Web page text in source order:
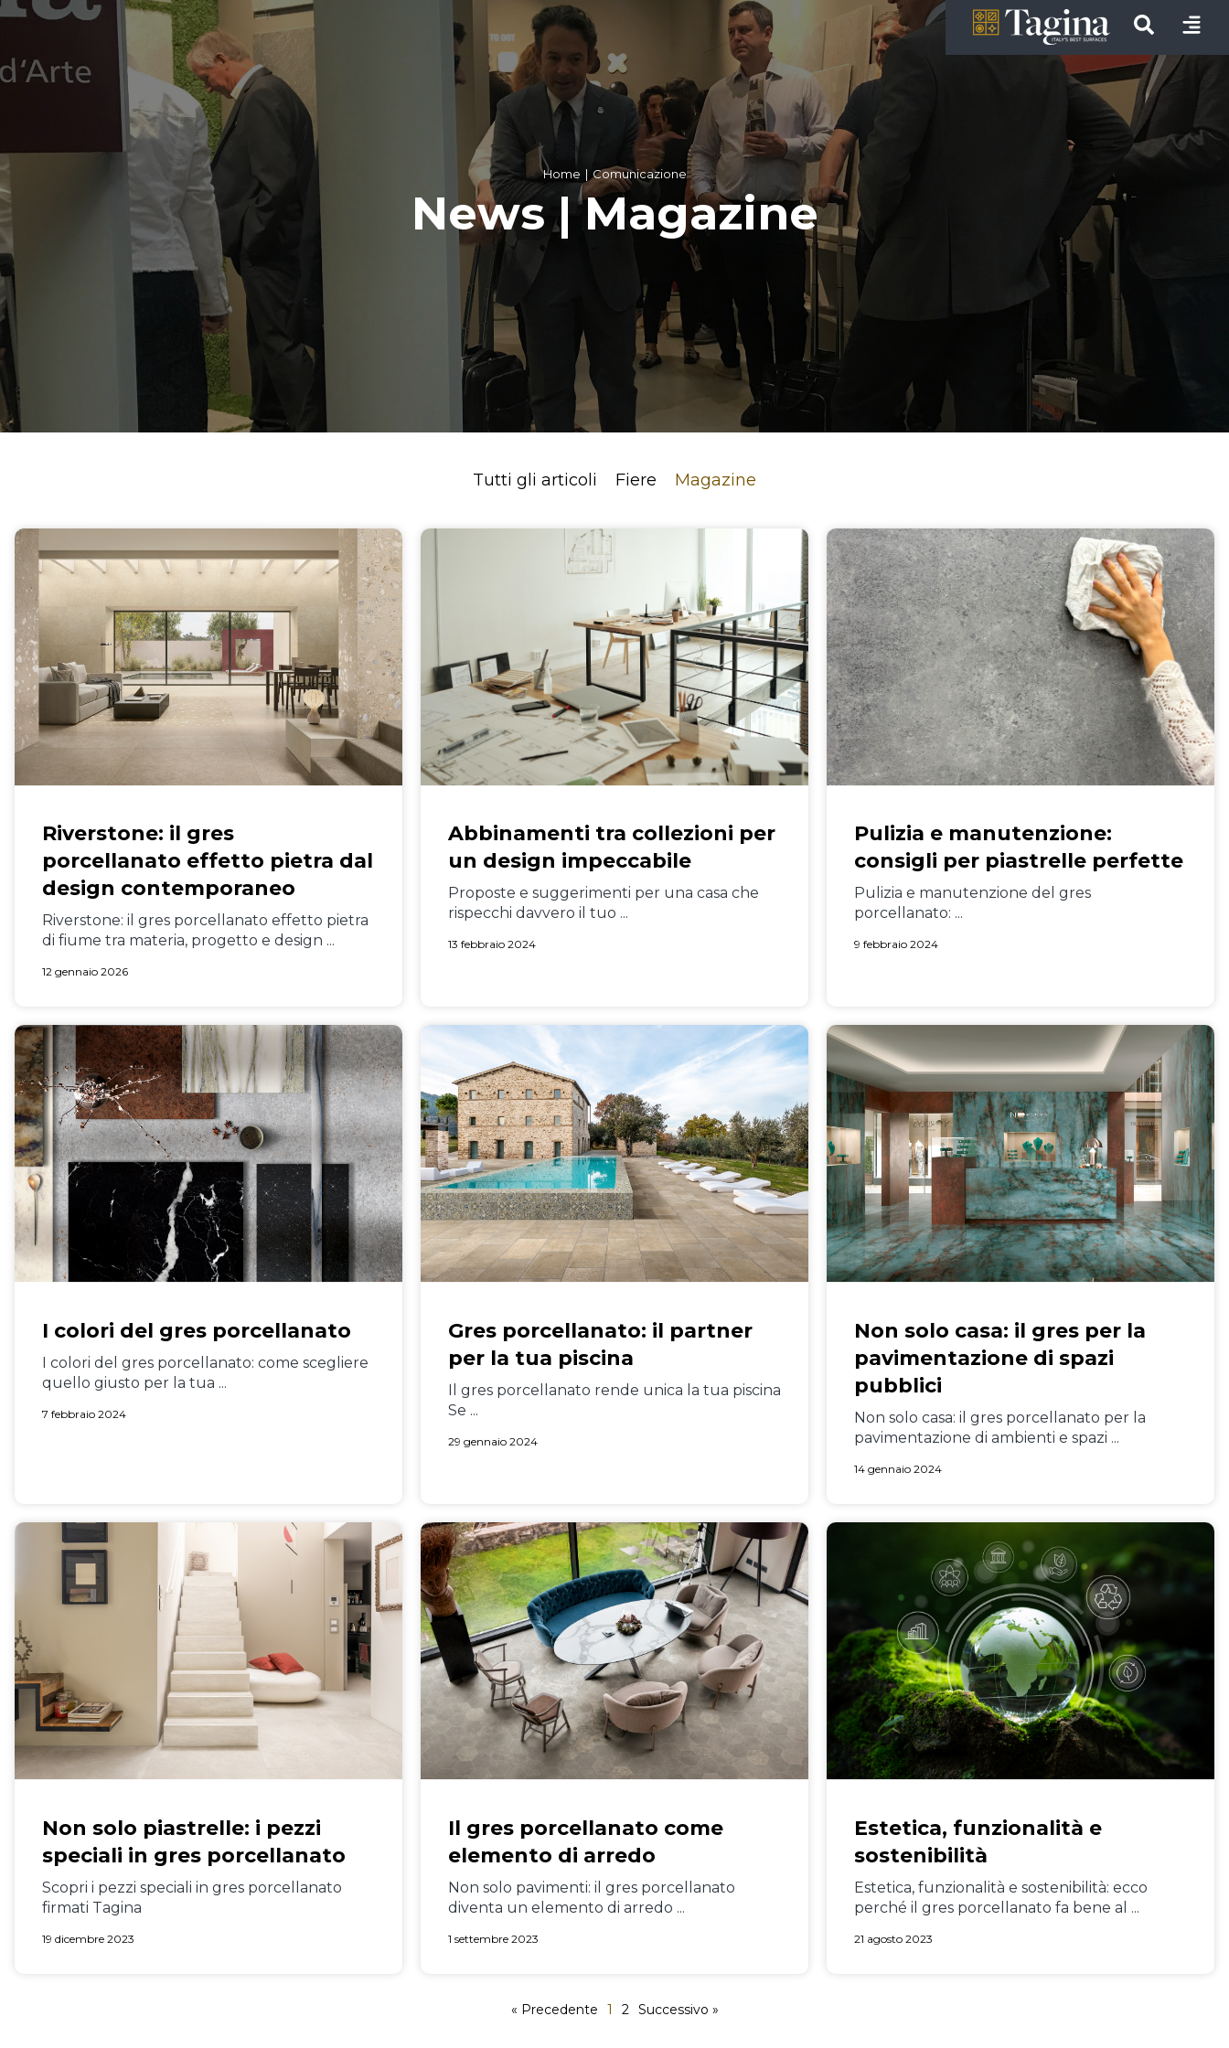
Home Comunicazione
News | Magazine
Tutti gli articoli Fiere Magazine
Riverstone: il gres
porcellanato effetto pietra dal
design contemporaneo
Riverstone: il gres porcellanato effetto pietra
di fiume tra materia, progetto e design ...
12 gennaio 2026
Abbinamenti tra collezioni per
un design impeccabile
Proposte e suggerimenti per una casa che
rispecchi davvero il tuo ...
13 febbraio 2024
Pulizia e manutenzione:
consigli per piastrelle perfette
Pulizia e manutenzione del gres
porcellanato: ...
9 febbraio 2024
I colori del gres porcellanato
I colori del gres porcellanato: come scegliere
quello giusto per la tua ...
7 febbraio 2024
Gres porcellanato: il partner
per la tua piscina
Il gres porcellanato rende unica la tua piscina
Se ...
29 gennaio 2024
Non solo casa: il gres per la
pavimentazione di spazi
pubblici
Non solo casa: il gres porcellanato per la
pavimentazione di ambienti e spazi ...
14 gennaio 2024
Non solo piastrelle: i pezzi
speciali in gres porcellanato
Scopri i pezzi speciali in gres porcellanato
firmati Tagina
19 dicembre 2023
Il gres porcellanato come
elemento di arredo
Non solo pavimenti: il gres porcellanato
diventa un elemento di arredo ...
1 settembre 2023
Estetica, funzionalità e
sostenibilità
Estetica, funzionalità e sostenibilità: ecco
perché il gres porcellanato fa bene al ...
21 agosto 2023
« Precedente 1 2 Successivo »